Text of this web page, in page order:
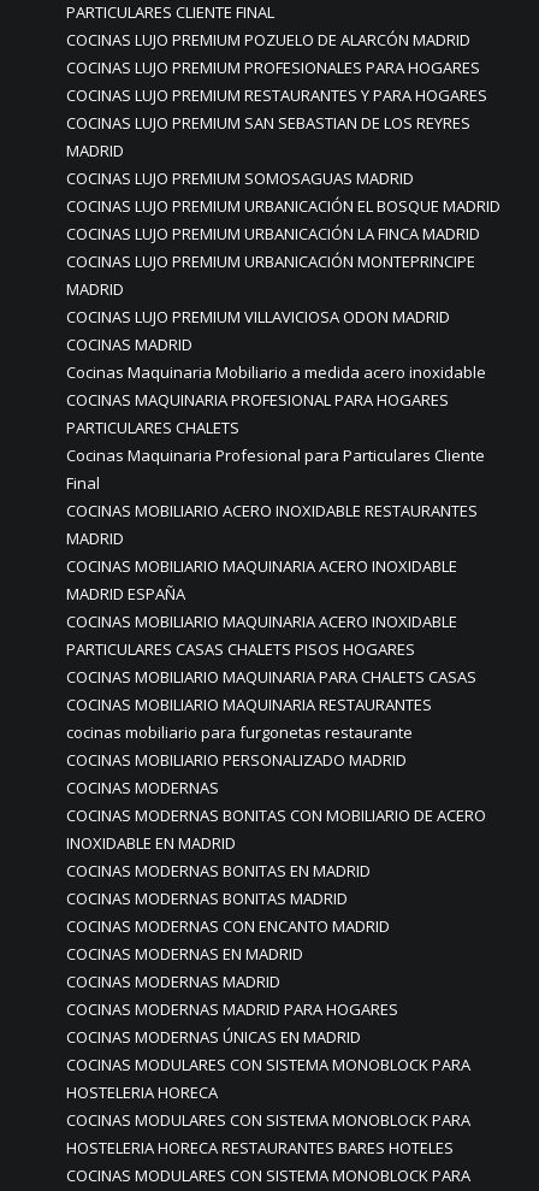
PARTICULARES CLIENTE FINAL
COCINAS LUJO PREMIUM POZUELO DE ALARCÓN MADRID
COCINAS LUJO PREMIUM PROFESIONALES PARA HOGARES
COCINAS LUJO PREMIUM RESTAURANTES Y PARA HOGARES
COCINAS LUJO PREMIUM SAN SEBASTIAN DE LOS REYRES
MADRID
COCINAS LUJO PREMIUM SOMOSAGUAS MADRID
COCINAS LUJO PREMIUM URBANICACIÓN EL BOSQUE MADRID
COCINAS LUJO PREMIUM URBANICACIÓN LA FINCA MADRID
COCINAS LUJO PREMIUM URBANICACIÓN MONTEPRINCIPE
MADRID
COCINAS LUJO PREMIUM VILLAVICIOSA ODON MADRID
COCINAS MADRID
Cocinas Maquinaria Mobiliario a medida acero inoxidable
COCINAS MAQUINARIA PROFESIONAL PARA HOGARES
PARTICULARES CHALETS
Cocinas Maquinaria Profesional para Particulares Cliente
Final
COCINAS MOBILIARIO ACERO INOXIDABLE RESTAURANTES
MADRID
COCINAS MOBILIARIO MAQUINARIA ACERO INOXIDABLE
MADRID ESPAÑA
COCINAS MOBILIARIO MAQUINARIA ACERO INOXIDABLE
PARTICULARES CASAS CHALETS PISOS HOGARES
COCINAS MOBILIARIO MAQUINARIA PARA CHALETS CASAS
COCINAS MOBILIARIO MAQUINARIA RESTAURANTES
cocinas mobiliario para furgonetas restaurante
COCINAS MOBILIARIO PERSONALIZADO MADRID
COCINAS MODERNAS
COCINAS MODERNAS BONITAS CON MOBILIARIO DE ACERO
INOXIDABLE EN MADRID
COCINAS MODERNAS BONITAS EN MADRID
COCINAS MODERNAS BONITAS MADRID
COCINAS MODERNAS CON ENCANTO MADRID
COCINAS MODERNAS EN MADRID
COCINAS MODERNAS MADRID
COCINAS MODERNAS MADRID PARA HOGARES
COCINAS MODERNAS ÚNICAS EN MADRID
COCINAS MODULARES CON SISTEMA MONOBLOCK PARA
HOSTELERIA HORECA
COCINAS MODULARES CON SISTEMA MONOBLOCK PARA
HOSTELERIA HORECA RESTAURANTES BARES HOTELES
COCINAS MODULARES CON SISTEMA MONOBLOCK PARA